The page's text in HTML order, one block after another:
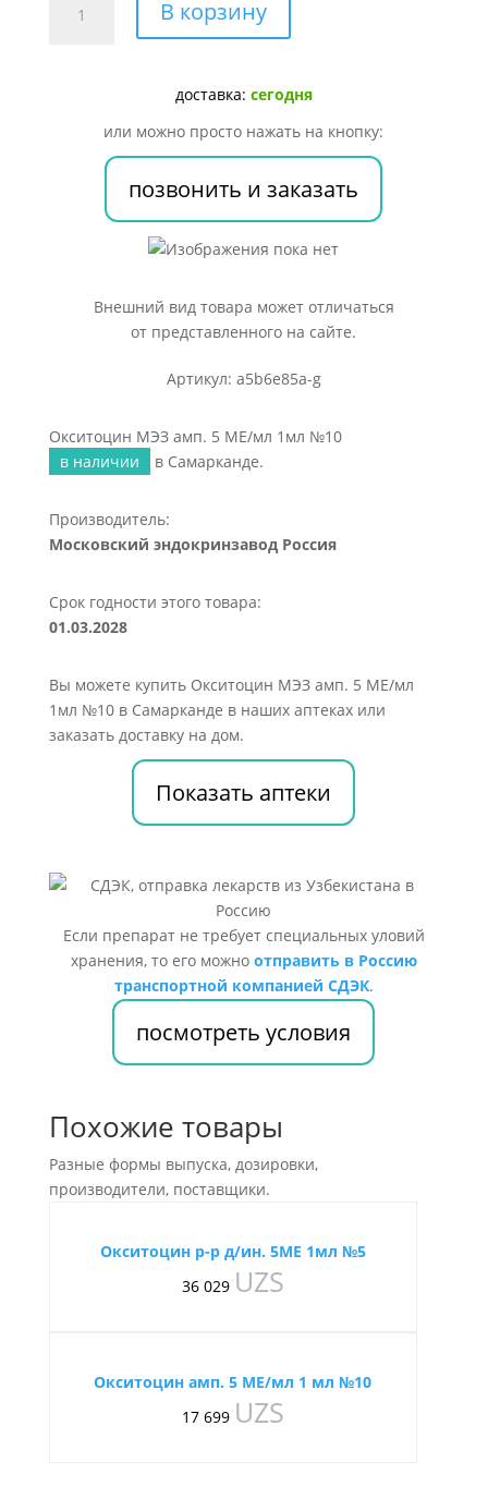
товара
В корзину
доставка: сегодня
или можно просто нажать на кнопку:
позвонить и заказать
Внешний вид товара может отличаться
от представленного на сайте.
Артикул: a5b6e85a-g
Окситоцин МЭЗ амп. 5 МЕ/мл 1мл №10
в наличии
в Самарканде.
Производитель:
Московский эндокринзавод Россия
Срок годности этого товара:
01.03.2028
Вы можете купить Окситоцин МЭЗ амп. 5 МЕ/мл
1мл №10 в Самарканде в наших аптеках или
заказать доставку на дом.
Показать аптеки
Если препарат не требует специальных уловий
хранения, то его можно отправить в Россию
транспортной компанией СДЭК.
посмотреть условия
Похожие товары
Разные формы выпуска, дозировки,
производители, поставщики.
Окситоцин р-р д/ин. 5МЕ 1мл №5
36 029 UZS
Окситоцин амп. 5 МЕ/мл 1 мл №10
17 699 UZS